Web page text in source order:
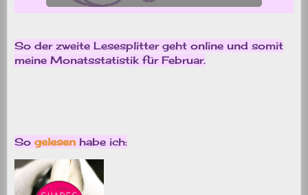
So der zweite Lesesplitter geht online und somit
meine Monatsstatistik für Februar.
So gelesen habe ich: